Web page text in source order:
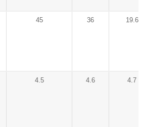
45 36 19.6
4.5 4.6 4.7